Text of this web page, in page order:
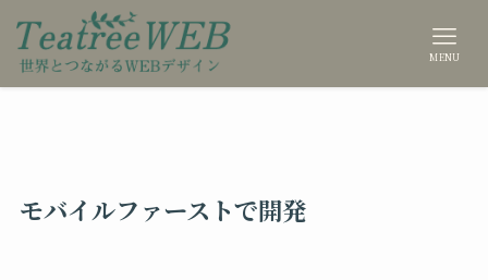
MENU
モバイルファーストで開発